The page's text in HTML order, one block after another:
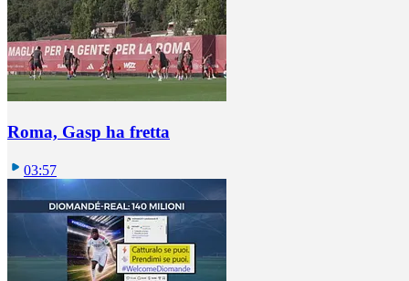
Roma, Gasp ha fretta
03:57